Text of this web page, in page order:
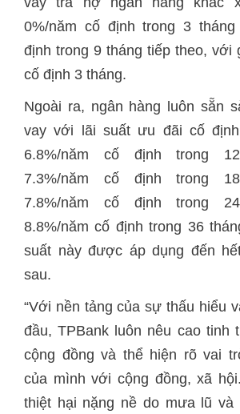
0%/năm cố định trong 3
định trong 9 tháng tiếp theo, với
cố định 3 tháng.
Ngoài ra, ngân hàng luôn sẵn
vay với lãi suất ưu đãi cố
6.8%/năm cố định trong
7.3%/năm cố định trong
7.8%/năm cố định trong
8.8%/năm cố định trong 36
suất này được áp dụng đến
sau.
“Với nền tảng của sự thấu hiểu
đầu, TPBank luôn nêu cao tinh
cộng đồng và thể hiện rõ vai
của mình với cộng đồng, xã
thiệt hại nặng nề do mưa lũ và